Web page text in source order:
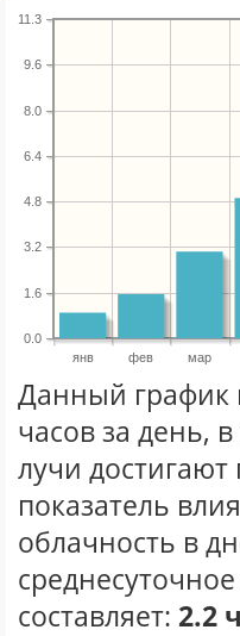
янв фев мар
0.0
1.6
3.2
4.8
6.4
8.0
9.6
11.3
Данный график
часов за день,
лучи
показатель
облачность в
составляет: 2.2